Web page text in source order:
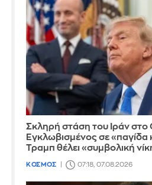
Σκληρή στάση του Ιράν στο
Εγκλωβισμένος σε «παγίδα
Τραμπ θέλει «συμβολική
ΚΟΣΜΟΣ 07:18, 07.08.2026